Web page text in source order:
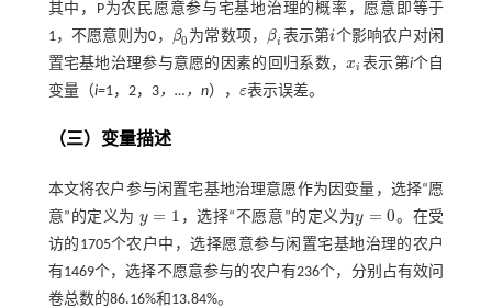
其中，P为农民愿意参与宅基地治理的概率，愿意即等于
1，不愿意则为0，
β0
β0 为常数项， βi
βi 表示第i
i个影响农户对闲
置宅基地治理参与意愿的因素的回归系数，xi
xi 表示第i个自
变量（i=1，2，3，…，n）， ε
ε表示误差。
（三）变量描述
本文将农户参与闲置宅基地治理意愿作为因变量，选择“愿
意”的定义为 y = 1
y= 1 ，选择“不愿意”的定义为y = 0
y= 0
。在受
访的1705个农户中，选择愿意参与闲置宅基地治理的农户
有1469个，选择不愿意参与的农户有236个，分别占有效问
卷总数的86.16%和13.84%。